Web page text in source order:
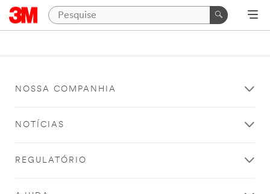
NOSSA COMPANHIA
NOTÍCIAS
REGULATÓRIO